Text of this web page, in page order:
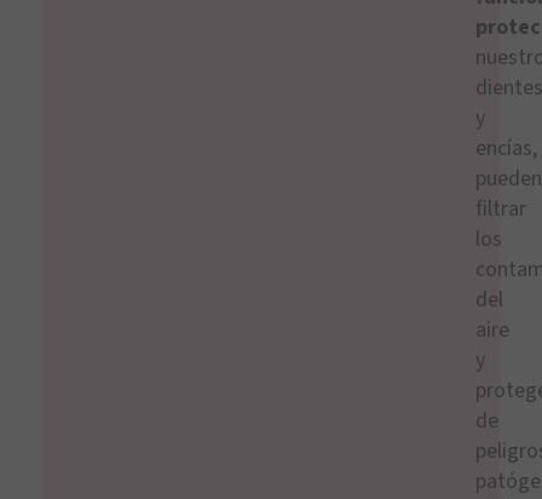
dientes
y
encías,
pueden
filtrar
los
del
aire
y
de